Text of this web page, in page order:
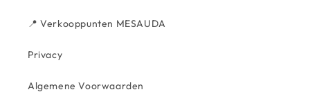
📍 Verkooppunten MESAUDA
Privacy
Algemene Voorwaarden